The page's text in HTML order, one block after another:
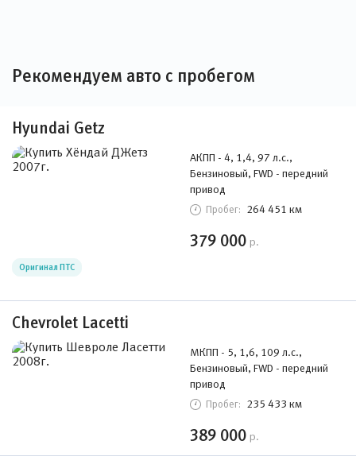
Рекомендуем авто с пробегом
Hyundai Getz
АКПП - 4, 1,4, 97 л.с.,
Бензиновый, FWD - передний
привод
Пробег: 264 451 км
379 000 р.
Оригинал ПТС
Chevrolet Lacetti
МКПП - 5, 1,6, 109 л.с.,
Бензиновый, FWD - передний
привод
Пробег: 235 433 км
389 000 р.